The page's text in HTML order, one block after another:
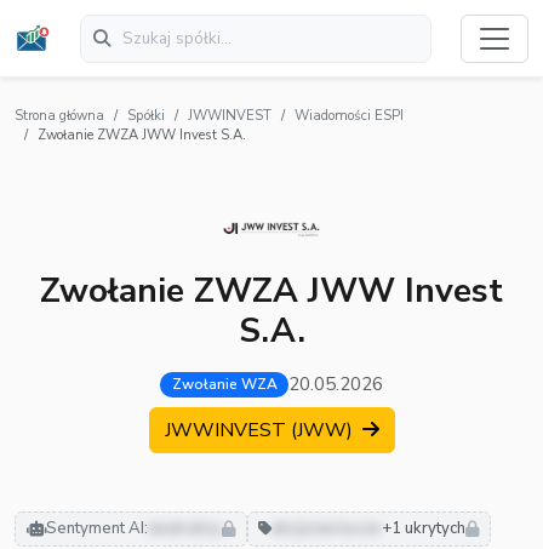
Strona główna Spółki JWWINVEST
Wiadomości ESPI
Zwołanie ZWZA JWW Invest S.A.
Zwołanie ZWZA JWW Invest
S.A.
Zwołanie WZA 20.05.2026
JWWINVEST (JWW)
Sentyment AI: neutralny +1 ukrytych